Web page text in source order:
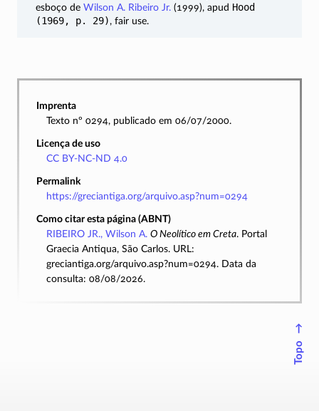
esboço de Wilson A. Ribeiro Jr.(1999), apud Hood
(1969, p. 29), fair use.
Imprenta
Texto nº 0294, publicado em 06/07/2000.
Licença de uso
CC BY-NC-ND 4.0
Permalink
https://greciantiga.org/arquivo.asp?num=0294
Como citar esta página (ABNT)
RIBEIRO JR., Wilson A. O Neolítico em Creta. Portal
Graecia Antiqua, São Carlos. URL:
greciantiga.org/arquivo.asp?num=0294. Data da
consulta: 08/08/2026.
↑
Topo